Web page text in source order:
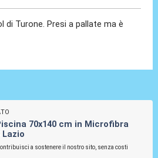
di Turone. Presi a pallate ma è
70x140 cm in Microfibra
a sostenere il nostro sito, senza costi